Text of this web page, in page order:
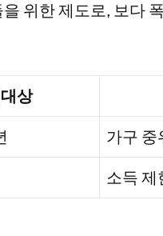
위한 제도로, 보다
상
가구 중
소득 제